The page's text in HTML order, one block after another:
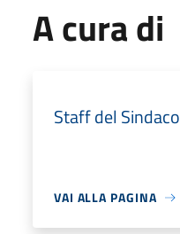
A cura di
Staff del Sindaco
VAI ALLA PAGINA